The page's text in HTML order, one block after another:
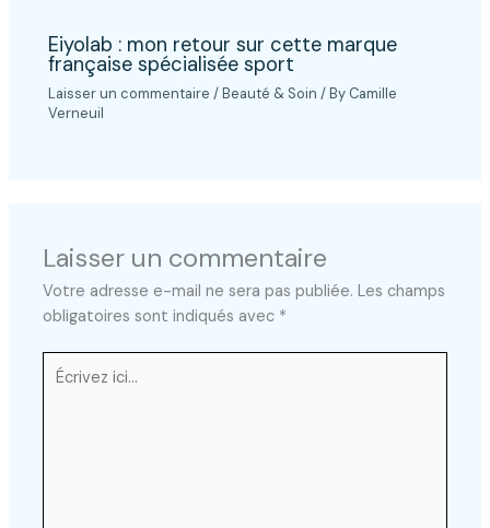
Eiyolab : mon retour sur cette marque
française spécialisée sport
Laisser un commentaire /Beauté & Soin / By Camille
Verneuil
Laisser un commentaire
Votre adresse e-mail ne sera pas publiée. Les champs
obligatoires sont indiqués avec *
Écrivez
ici…